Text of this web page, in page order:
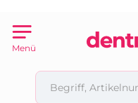
Menü